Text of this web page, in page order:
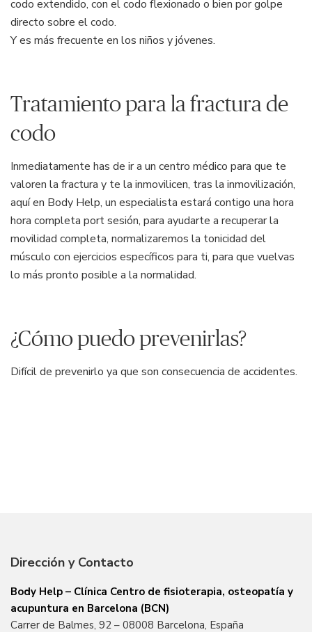
codo extendido, con el codo flexionado o bien por golpe
directo sobre el codo.
Y es más frecuente en los niños y jóvenes.
Tratamiento para la fractura de
codo
Inmediatamente has de ir a un centro médico para que te
valoren la fractura y te la inmovilicen, tras la inmovilización,
aquí en Body Help, un especialista estará contigo una hora
hora completa port sesión, para ayudarte a recuperar la
movilidad completa, normalizaremos la tonicidad del
músculo con ejercicios específicos para ti, para que vuelvas
lo más pronto posible a la normalidad.
¿Cómo puedo prevenirlas?
Difícil de prevenirlo ya que son consecuencia de accidentes.
Dirección y Contacto
Body Help – Clínica Centro de fisioterapia, osteopatía y
acupuntura en Barcelona (BCN)
Carrer de Balmes, 92 – 08008 Barcelona, España